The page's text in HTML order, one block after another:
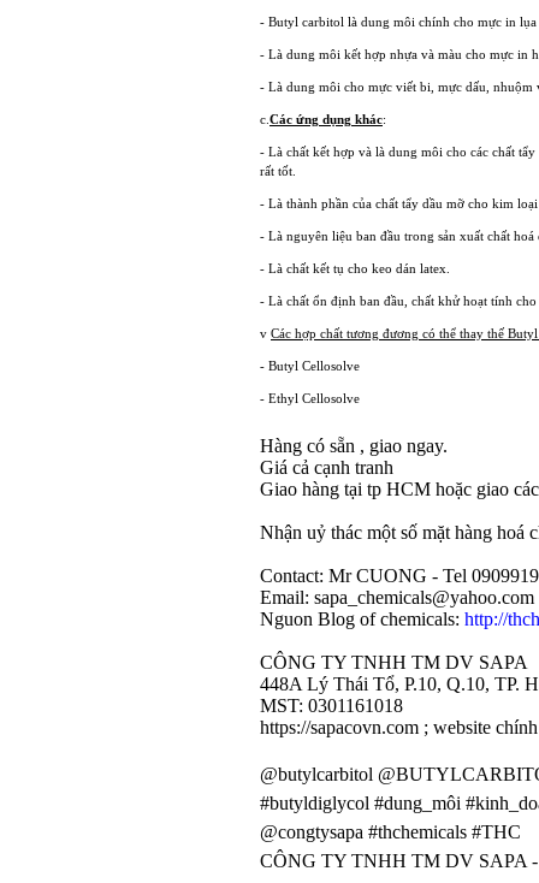
- Butyl carbitol là dung môi chính cho mực in
- Là dung môi kết hợp nhựa và màu cho mực in
- Là dung môi cho mực viết bi, mực dấu, nhuộm
c. Các ứng dụng khác:
- Là chất kết hợp và là dung môi cho các chất
rất tốt.
- Là thành phần của chất tẩy dầu mỡ cho kim loại
- Là nguyên liệu ban đầu trong sản xuất chất
- Là chất kết tụ cho keo dán latex.
- Là chất ổn định ban đầu, chất khử hoạt tính
v Các hợp chất tương đương có thể thay thế
- Butyl Cellosolve
- Ethyl Cellosolve
Hàng có sẵn , giao ngay.
Giá cả cạnh tranh
Giao hàng tại tp HCM hoặc giao
Nhận uỷ thác một số mặt hàng hoá
Contact: Mr CUONG - Tel
Email: sapa_chemicals@yahoo.com
Nguon Blog of chemicals: http://
CÔNG TY TNHH TM DV SAPA
448A Lý Thái Tổ, P.10, Q.10, TP.
MST: 0301161018
https://sapacovn.com ; website
@butylcarbitol
#butyldiglycol #dung_môi
@congtysapa #thchemicals #THC
CÔNG TY TNHH TM DV